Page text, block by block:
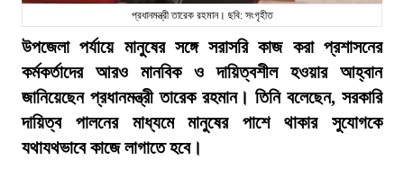
প্রধানমন্ত্রী তারেক রহমান। ছবি: সংগৃহীত
উপজেলা পর্যায়ে মানুষের সঙ্গে সরাসরি কাজ করা প্রশাসনের
কর্মকর্তাদের আরও মানবিক ও দায়িত্বশীল হওয়ার আহ্বান
জানিয়েছেন প্রধানমন্ত্রী তারেক রহমান। তিনি বলেছেন, সরকারি
দায়িত্ব পালনের মাধ্যমে মানুষের পাশে থাকার সুযোগকে
যথাযথভাবে কাজে লাগাতে হবে।